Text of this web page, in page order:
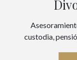
custodia,